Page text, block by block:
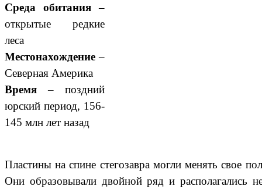
Среда обитания–
открытые редкие
леса
Местонахождение –
Северная Америка
Время – поздний
юрский период, 156-
145 млн лет назад
Пластины на спине стегозавра могли менять свое
Они образовывали двойной ряд и располагались